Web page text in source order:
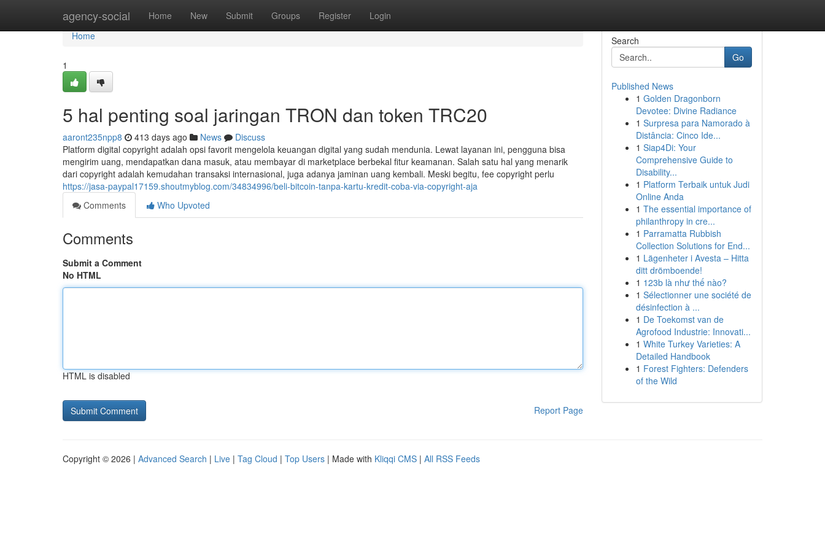
agency-social Home New Submit Groups Register Login
Home
Home
1
5 hal penting soal jaringan TRON dan token TRC20
aaront235npp8 413 days ago News
Discuss
Platform digital copyright adalah opsi favorit mengelola keuangan digital yang sudah mendunia. Lewat layanan ini, pengguna bisa
mengirim uang, mendapatkan dana masuk, atau membayar di marketplace berbekal fitur keamanan. Salah satu hal yang menarik
dari copyright adalah kemudahan transaksi internasional, juga adanya jaminan uang kembali. Meski begitu, fee copyright perlu
https://jasa-paypal17159.shoutmyblog.com/34834996/beli-bitcoin-tanpa-kartu-kredit-coba-via-copyright-aja
Comments
Who Upvoted
Comments
Submit a Comment
No HTML
HTML is disabled
Report Page
Search
Go
Published News
1 Golden Dragonborn
Devotee: Divine Radiance
1 Surpresa para Namorado à
Distância: Cinco Ide...
1 Siap4Di: Your
Comprehensive Guide to
Disability...
1 Platform Terbaik untuk Judi
Online Anda
1 The essential importance of
philanthropy in cre...
1 Parramatta Rubbish
Collection Solutions for End...
1 Lägenheter i Avesta – Hitta
ditt drömboende!
1 123b là như thế nào?
1 Sélectionner une société de
désinfection à ...
1 De Toekomst van de
Agrofood Industrie: Innovati...
1 White Turkey Varieties: A
Detailed Handbook
1 Forest Fighters: Defenders
of the Wild
Copyright © 2026 | Advanced Search | Live | Tag Cloud | Top Users | Made with Kliqqi CMS | All RSS Feeds